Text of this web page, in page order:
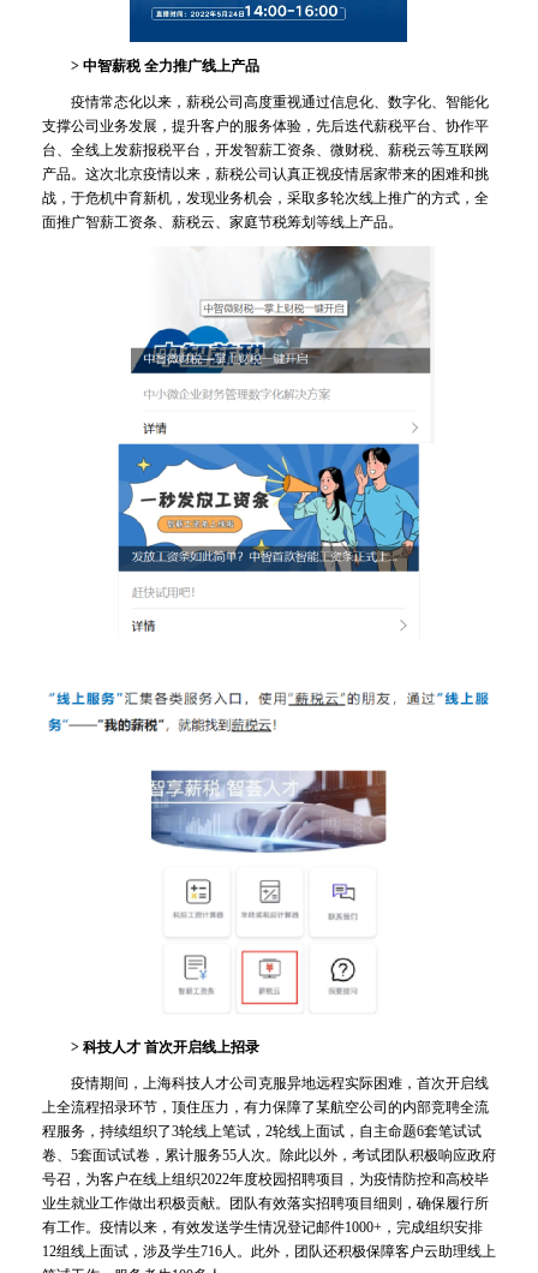
> 中智薪税 全力推广线上产品
疫情常态化以来，薪税公司高度重视通过信息化、数字化、智能化
支撑公司业务发展，提升客户的服务体验，先后迭代薪税平台、协作平
台、全线上发薪报税平台，开发智薪工资条、微财税、薪税云等互联网
产品。这次北京疫情以来，薪税公司认真正视疫情居家带来的困难和挑
战，于危机中育新机，发现业务机会，采取多轮次线上推广的方式，全
面推广智薪工资条、薪税云、家庭节税筹划等线上产品。
> 科技人才 首次开启线上招录
疫情期间，上海科技人才公司克服异地远程实际困难，首次开启线
上全流程招录环节，顶住压力，有力保障了某航空公司的内部竞聘全流
程服务，持续组织了3轮线上笔试，2轮线上面试，自主命题6套笔试试
卷、5套面试试卷，累计服务55人次。除此以外，考试团队积极响应政府
号召，为客户在线上组织2022年度校园招聘项目，为疫情防控和高校毕
业生就业工作做出积极贡献。团队有效落实招聘项目细则，确保履行所
有工作。疫情以来，有效发送学生情况登记邮件1000+，完成组织安排
12组线上面试，涉及学生716人。此外，团队还积极保障客户云助理线上